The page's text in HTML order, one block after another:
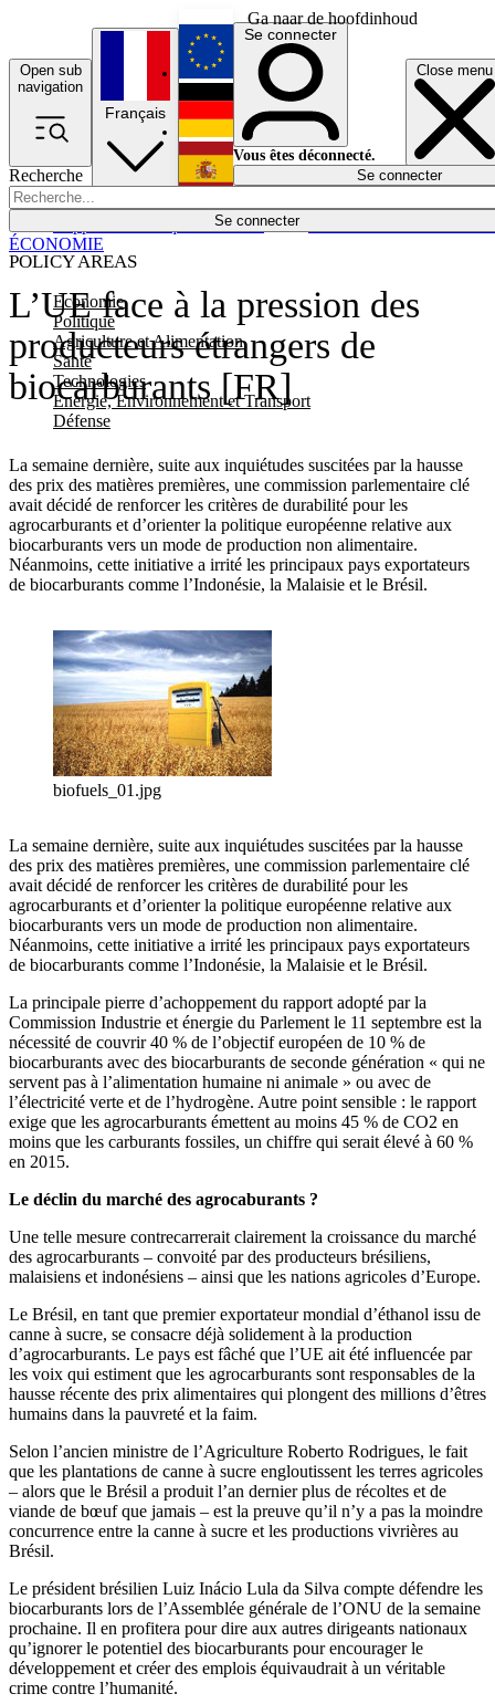
Ga naar de hoofdinhoud
Open sub
navigation
Close menu
Recherche
Se connecter
POLICY AREAS
Economie
Politique
Agriculture et Alimentation
Santé
Technologies
Energie, Environnement et Transport
Défense
Économie
Français
English
Deutsch
Español
Se connecter
Vous êtes déconnecté.
Se connecter
L’UE face à la pression des
producteurs étrangers de
biocarburants [FR]
La semaine dernière, suite aux inquiétudes suscitées par la hausse
des prix des matières premières, une commission parlementaire clé
avait décidé de renforcer les critères de durabilité pour les
agrocarburants et d’orienter la politique européenne relative aux
biocarburants vers un mode de production non alimentaire.
Néanmoins, cette initiative a irrité les principaux pays exportateurs
de biocarburants comme l’Indonésie, la Malaisie et le Brésil.
ÉCONOMIE
biofuels_01.jpg
La semaine dernière, suite aux inquiétudes suscitées par la hausse
des prix des matières premières, une commission parlementaire clé
avait décidé de renforcer les critères de durabilité pour les
agrocarburants et d’orienter la politique européenne relative aux
biocarburants vers un mode de production non alimentaire.
Néanmoins, cette initiative a irrité les principaux pays exportateurs
de biocarburants comme l’Indonésie, la Malaisie et le Brésil.
La principale pierre d’achoppement du rapport adopté par la
Commission Industrie et énergie du Parlement le 11 septembre est la
nécessité de couvrir 40 % de l’objectif européen de 10 % de
biocarburants avec des biocarburants de seconde génération « qui ne
servent pas à l’alimentation humaine ni animale » ou avec de
l’électricité verte et de l’hydrogène. Autre point sensible : le rapport
exige que les agrocarburants émettent au moins 45 % de CO2 en
moins que les carburants fossiles, un chiffre qui serait élevé à 60 %
en 2015.
Le déclin du marché des agrocaburants ?
Une telle mesure contrecarrerait clairement la croissance du marché
des agrocarburants – convoité par des producteurs brésiliens,
malaisiens et indonésiens – ainsi que les nations agricoles d’Europe.
Le Brésil, en tant que premier exportateur mondial d’éthanol issu de
canne à sucre, se consacre déjà solidement à la production
d’agrocarburants. Le pays est fâché que l’UE ait été influencée par
les voix qui estiment que les agrocarburants sont responsables de la
hausse récente des prix alimentaires qui plongent des millions d’êtres
humains dans la pauvreté et la faim.
Selon l’ancien ministre de l’Agriculture Roberto Rodrigues, le fait
que les plantations de canne à sucre engloutissent les terres agricoles
– alors que le Brésil a produit l’an dernier plus de récoltes et de
viande de bœuf que jamais – est la preuve qu’il n’y a pas la moindre
concurrence entre la canne à sucre et les productions vivrières au
Brésil.
Le président brésilien Luiz Inácio Lula da Silva compte défendre les
biocarburants lors de l’Assemblée générale de l’ONU de la semaine
prochaine. Il en profitera pour dire aux autres dirigeants nationaux
qu’ignorer le potentiel des biocarburants pour encourager le
développement et créer des emplois équivaudrait à un véritable
crime contre l’humanité.